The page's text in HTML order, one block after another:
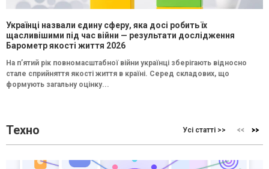
Українці назвали єдину сферу, яка досі робить їх
щасливішими під час війни — результати дослідження
Барометр якості життя 2026
На п’ятий рік повномасштабної війни українці зберігають відносно
стале сприйняття якості життя в країні. Серед складових, що
формують загальну оцінку...
Техно Усі статті >>